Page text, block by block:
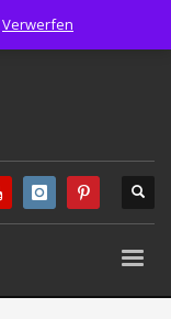
Verwerfen